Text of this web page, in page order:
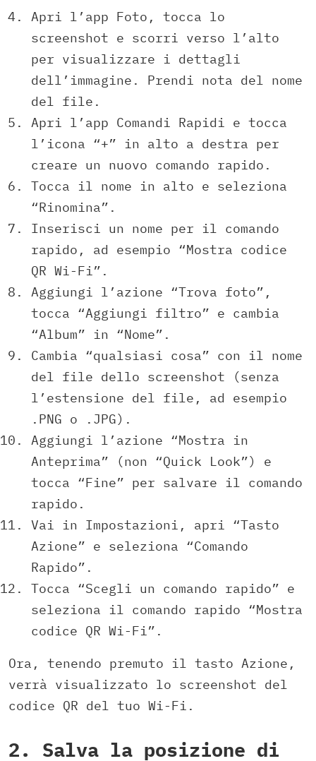
Apri l’app Foto, tocca lo
screenshot e scorri verso l’alto
per visualizzare i dettagli
dell’immagine. Prendi nota del nome
del file.
Apri l’app Comandi Rapidi e tocca
l’icona “+” in alto a destra per
creare un nuovo comando rapido.
Tocca il nome in alto e seleziona
“Rinomina”.
Inserisci un nome per il comando
rapido, ad esempio “Mostra codice
QR Wi-Fi”.
Aggiungi l’azione “Trova foto”,
tocca “Aggiungi filtro” e cambia
“Album” in “Nome”.
Cambia “qualsiasi cosa” con il nome
del file dello screenshot (senza
l’estensione del file, ad esempio
.PNG o .JPG).
Aggiungi l’azione “Mostra in
Anteprima” (non “Quick Look”) e
tocca “Fine” per salvare il comando
rapido.
Vai in Impostazioni, apri “Tasto
Azione” e seleziona “Comando
Rapido”.
Tocca “Scegli un comando rapido” e
seleziona il comando rapido “Mostra
codice QR Wi-Fi”.
Ora, tenendo premuto il tasto Azione,
verrà visualizzato lo screenshot del
codice QR del tuo Wi-Fi.
2. Salva la posizione di